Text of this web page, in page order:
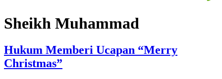
Sheikh Muhammad
Hukum Memberi Ucapan “Merry
Christmas”